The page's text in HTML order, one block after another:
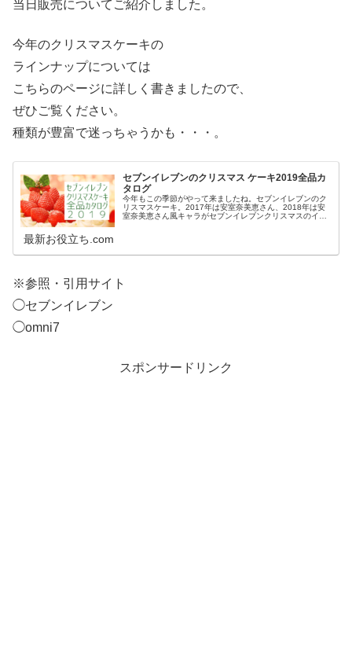
当日販売についてご紹介しました。
今年のクリスマスケーキの
ラインナップについては
こちらのページに詳しく書きましたので、
ぜひご覧ください。
種類が豊富で迷っちゃうかも・・・。
セブンイレブンのクリスマス ケーキ2019全品カ
タログ
今年もこの季節がやって来ましたね。セブンイレブンのク
リスマスケーキ。2017年は安室奈美恵さん、2018年は安
室奈美恵さん風キャラがセブンイレブンクリスマスのイメ
最新お役立ち.com
※参照・引用サイト
◯セブンイレブン
◯omni7
スポンサードリンク